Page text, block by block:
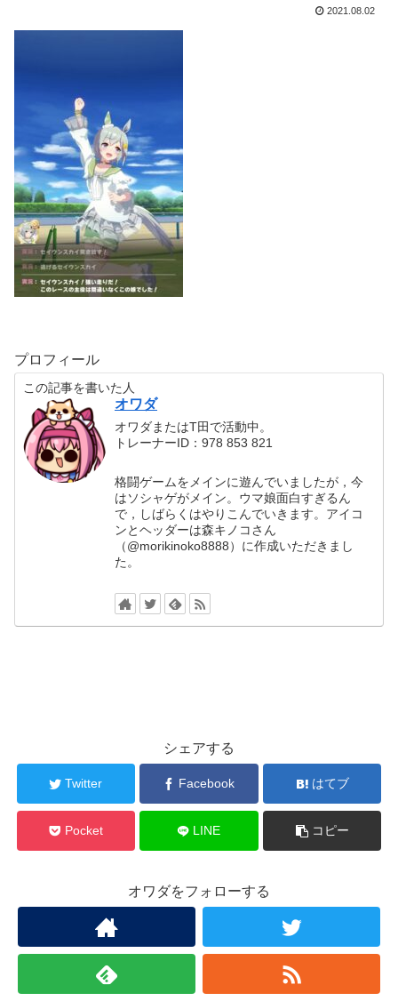
2021.08.02
プロフィール
この記事を書いた人
オワダ
オワダまたはT田で活動中。
トレーナーID：978 853 821
格闘ゲームをメインに遊んでいましたが，今
はソシャゲがメイン。ウマ娘面白すぎるん
で，しばらくはやりこんでいきます。アイコ
ンとヘッダーは森キノコさん
（@morikinoko8888）に作成いただきまし
た。
シェアする
Twitter Facebook はてブ
Pocket LINE コピー
オワダをフォローする